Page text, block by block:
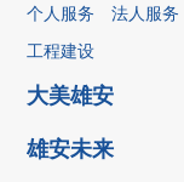
个人服务 法人服务
工程建设
大美雄安
雄安未来